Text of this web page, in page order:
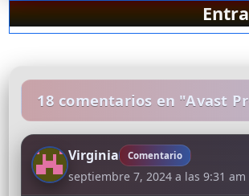
18 comentarios en "Avast
Virginia Comentario
septiembre 7, 2024 a las 9:31 am